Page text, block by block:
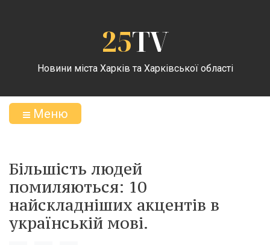
25TV
Новини міста Харків та Харківської області
Меню
Більшість людей
помиляються: 10
найскладніших акцентів в
українській мові.